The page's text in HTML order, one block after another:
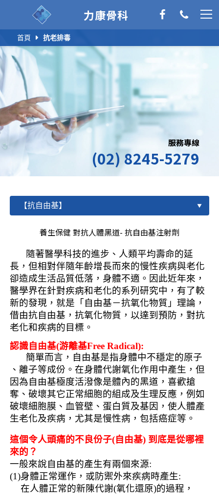
力康骨科
服務專線
(02) 8245-5279
首頁 抗老排毒
養生保健 對抗人體黑道- 抗自由基注射劑
隨著醫學科技的進步、人類平均壽命的延
長，但相對伴隨年齡增長而來的慢性疾病與老化
卻造成生活品質低落，身體不適。因此近年來，
醫學界在針對疾病和老化的系列研究中，有了較
新的發現，就是「自由基－抗氧化物質」理論，
借由抗自由基，抗氧化物質，以達到預防，對抗
老化和疾病的目標。
認識自由基(游離基Free Radical):
簡單而言，自由基是指身體中不穩定的原子
、離子等成份。在身體代謝氧化作用中產生，但
因為自由基極度活潑像是體內的黑道，喜歡搶
奪、破壞其它正常細胞的組成及生理反應，例如
破壞細胞膜、血管壁、蛋白質及基因，使人體產
生老化及疾病，尤其是慢性病，包括癌症等。
這個令人頭痛的不良份子(自由基) 到底是從哪裡
來的？
一般來說自由基的產生有兩個來源:
(1)身體正常運作，或防禦外來疾病時產生:
在人體正常的新陳代謝(氧化還原)的過程，